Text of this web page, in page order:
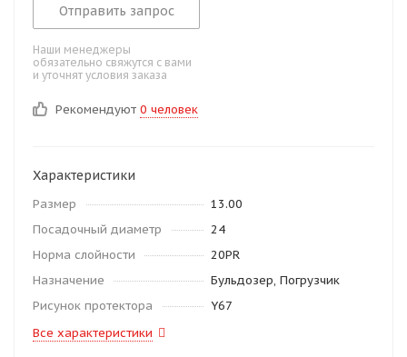
Отправить запрос
Наши менеджеры
обязательно свяжутся с вами
и уточнят условия заказа
Рекомендуют 0 человек
Характеристики
Размер
13.00
Посадочный диаметр
24
Норма слойности
20PR
Назначение
Бульдозер, Погрузчик
Рисунок протектора
Y67
Все характеристики